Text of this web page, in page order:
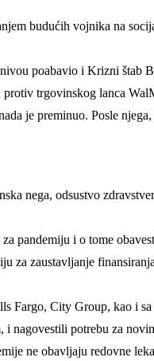
budućih vojnika na
poabavio i Krizni štab
trgovinskog lanca
je preminuo. Posle
nega, odsustvo
pandemiju i o tome
za zaustavljanje
Fargo, City Group, kao i
nagovestili potrebu za
ne obavljaju redovne